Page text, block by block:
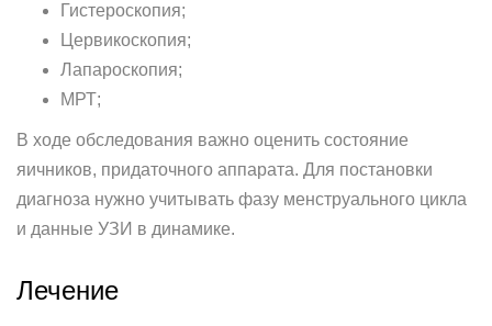
Гистероскопия;
Цервикоскопия;
Лапароскопия;
МРТ;
В ходе обследования важно оценить состояние
яичников, придаточного аппарата. Для постановки
диагноза нужно учитывать фазу менструального цикла
и данные УЗИ в динамике.
Лечение